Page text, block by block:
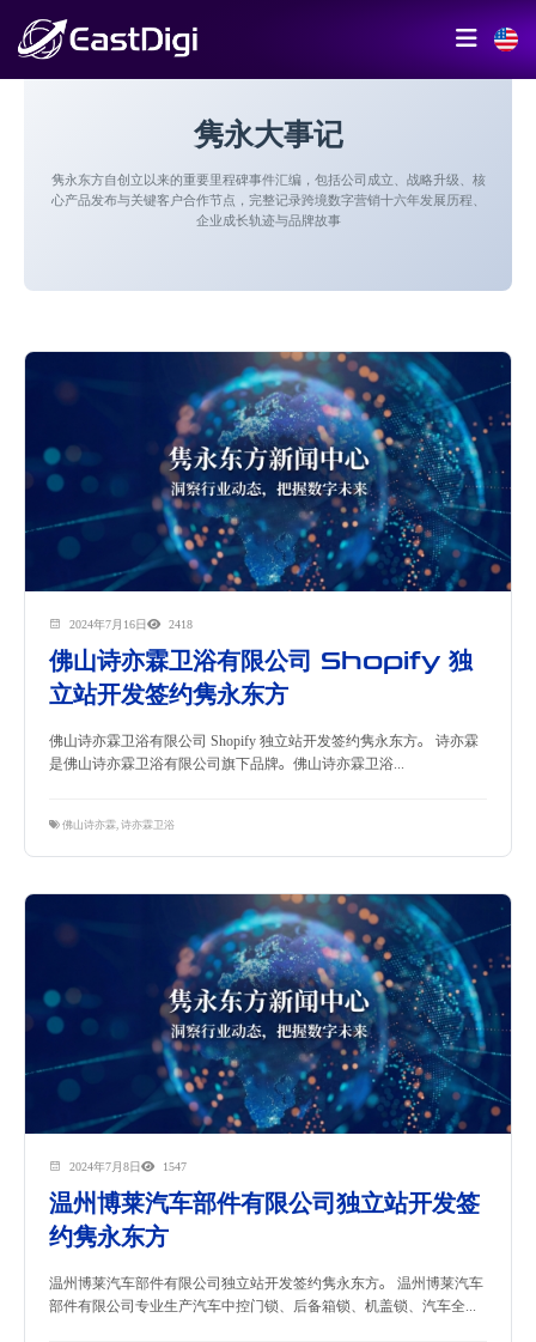
隽永大事记
隽永东方自创立以来的重要里程碑事件汇编，包括公司成立、战略升级、核
心产品发布与关键客户合作节点，完整记录跨境数字营销十六年发展历程、
企业成长轨迹与品牌故事
2024年7月16日 2418
佛山诗亦霖卫浴有限公司 Shopify 独
立站开发签约隽永东方
佛山诗亦霖卫浴有限公司 Shopify 独立站开发签约隽永东方。 诗亦霖
是佛山诗亦霖卫浴有限公司旗下品牌。佛山诗亦霖卫浴...
佛山诗亦霖 诗亦霖卫浴
2024年7月8日 1547
温州博莱汽车部件有限公司独立站开发签
约隽永东方
温州博莱汽车部件有限公司独立站开发签约隽永东方。 温州博莱汽车
部件有限公司专业生产汽车中控门锁、后备箱锁、机盖锁、汽车全...